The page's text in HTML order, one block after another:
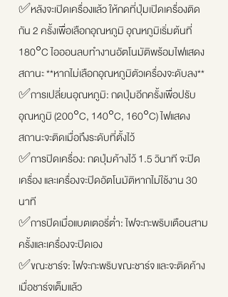
✅หลังจะเปิดเครื่องแล้ว ให้กดที่ปุ่มเปิดเครื่องติด
กัน 2 ครั้งเพื่อเลือกอุณหภูมิ อุณหภูมิเริ่มต้นที่
180°C ไอออนลบทำงานอัตโนมัติพร้อมไฟแสดง
สถานะ **หากไม่เลือกอุณหภูมิตัวเครื่องจะดับลง**
✅การเปลี่ยนอุณหภูมิ: กดปุ่มอีกครั้งเพื่อปรับ
อุณหภูมิ (200°C, 140°C, 160°C) ไฟแสดง
สถานะจะติดเมื่อถึงระดับที่ตั้งไว้
✅การปิดเครื่อง: กดปุ่มค้างไว้ 1.5 วินาที จะปิด
เครื่อง และเครื่องจะปิดอัตโนมัติหากไม่ใช้งาน 30
นาที
✅การปิดเมื่อแบตเตอรี่ต่ำ: ไฟจะกะพริบเตือนสาม
ครั้งและเครื่องจะปิดเอง
✅ขณะชาร์จ: ไฟจะกะพริบขณะชาร์จ และจะติดค้าง
เมื่อชาร์จเต็มแล้ว